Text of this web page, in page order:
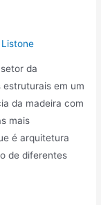
Listone
da
em um
da madeira com
mais
é arquitetura
de diferentes